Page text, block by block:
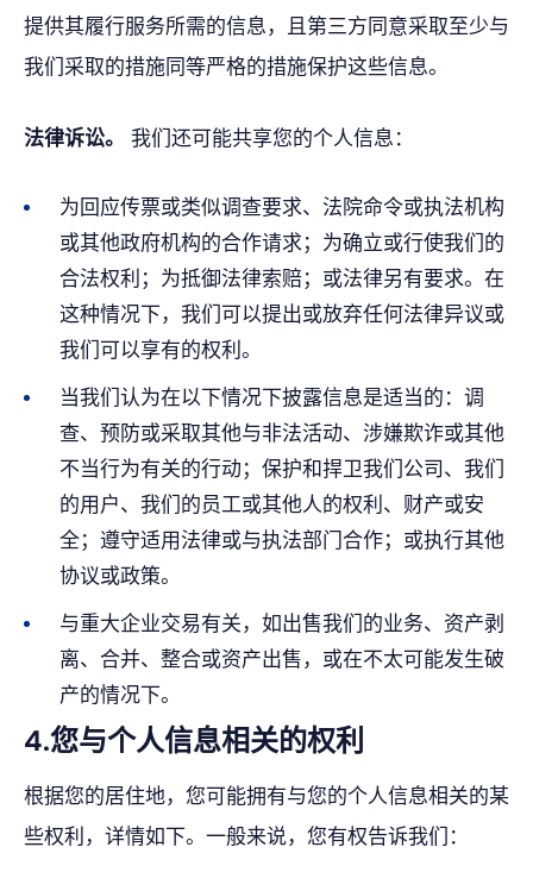
提供其履行服务所需的信息，且第三方同意采取至少与
我们采取的措施同等严格的措施保护这些信息。
法律诉讼。 我们还可能共享您的个人信息：
为回应传票或类似调查要求、法院命令或执法机构
或其他政府机构的合作请求；为确立或行使我们的
合法权利；为抵御法律索赔；或法律另有要求。在
这种情况下，我们可以提出或放弃任何法律异议或
我们可以享有的权利。
当我们认为在以下情况下披露信息是适当的：调
查、预防或采取其他与非法活动、涉嫌欺诈或其他
不当行为有关的行动；保护和捍卫我们公司、我们
的用户、我们的员工或其他人的权利、财产或安
全；遵守适用法律或与执法部门合作；或执行其他
协议或政策。
与重大企业交易有关，如出售我们的业务、资产剥
离、合并、整合或资产出售，或在不太可能发生破
产的情况下。
4.您与个人信息相关的权利
根据您的居住地，您可能拥有与您的个人信息相关的某
些权利，详情如下。一般来说，您有权告诉我们：